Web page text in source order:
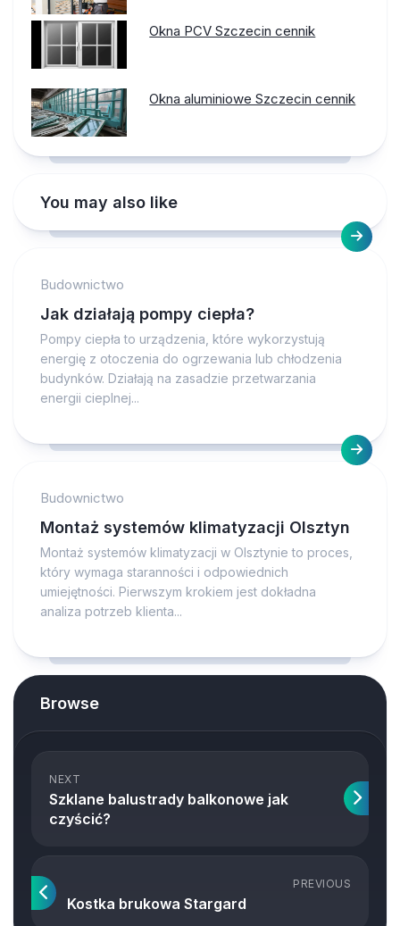
Okna PCV Szczecin cennik
Okna aluminiowe Szczecin cennik
You may also like
Budownictwo
Jak działają pompy ciepła?
Pompy ciepła to urządzenia, które wykorzystują
energię z otoczenia do ogrzewania lub chłodzenia
budynków. Działają na zasadzie przetwarzania
energii cieplnej...
Budownictwo
Montaż systemów klimatyzacji Olsztyn
Montaż systemów klimatyzacji w Olsztynie to proces,
który wymaga staranności i odpowiednich
umiejętności. Pierwszym krokiem jest dokładna
analiza potrzeb klienta...
Browse
NEXT
Szklane balustrady balkonowe jak
czyścić?
PREVIOUS
Kostka brukowa Stargard